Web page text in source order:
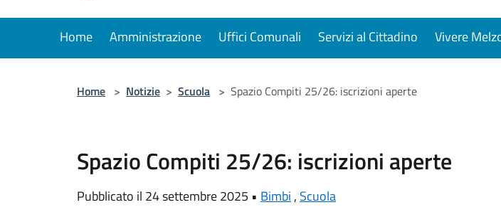
Home Amministrazione Uffici Comunali Servizi al Cittadino Vivere
Home > Notizie > Scuola > Spazio Compiti 25/26: iscrizioni aperte
Spazio Compiti 25/26: iscrizioni aperte
Pubblicato il 24 settembre 2025 • Bimbi , Scuola